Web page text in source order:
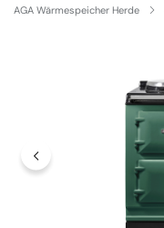
AGA Wärmespeicher Herde